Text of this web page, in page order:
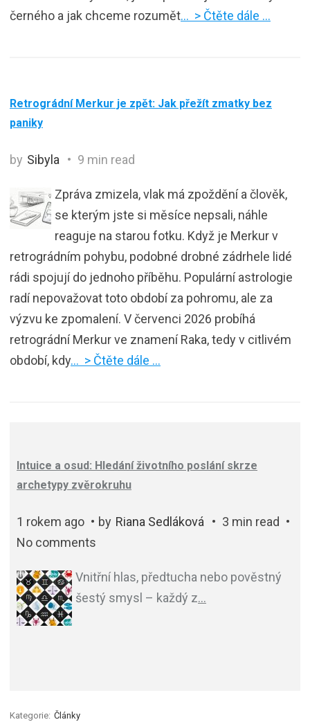
černého a jak chceme rozumět… > Čtěte dále …
Retrográdní Merkur je zpět: Jak přežít zmatky bez
paniky
by Sibyla 9 min read
Zpráva zmizela, vlak má zpoždění a člověk,
se kterým jste si měsíce nepsali, náhle
reaguje na starou fotku. Když je Merkur v
retrográdním pohybu, podobné drobné zádrhele lidé
rádi spojují do jednoho příběhu. Populární astrologie
radí nepovažovat toto období za pohromu, ale za
výzvu ke zpomalení. V červenci 2026 probíhá
retrográdní Merkur ve znamení Raka, tedy v citlivém
období, kdy… > Čtěte dále …
Intuice a osud: Hledání životního poslání skrze
archetypy zvěrokruhu
1 rokem ago by Riana Sedláková
3 min read
No comments
Vnitřní hlas, předtucha nebo pověstný
šestý smysl – každý z…
Kategorie: Články